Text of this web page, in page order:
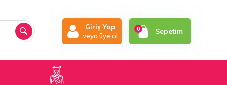
Giriş Yap
veya üye ol
0 Sepetim